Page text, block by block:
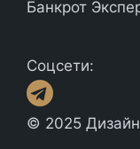
Банкрот
Соцсети:
© 2025